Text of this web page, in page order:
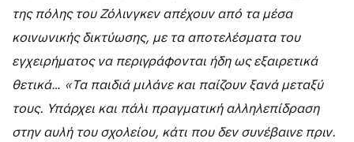
της πόλης του Ζόλινγκεν απέχουν από τα μέσα
κοινωνικής δικτύωσης, με τα αποτελέσματα του
εγχειρήματος να περιγράφονται ήδη ως εξαιρετικά
θετικά… «Τα παιδιά μιλάνε και παίζουν ξανά μεταξύ
τους. Υπάρχει και πάλι πραγματική αλληλεπίδραση
στην αυλή του σχολείου, κάτι που δεν συνέβαινε πριν.